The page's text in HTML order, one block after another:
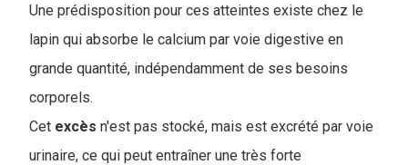
Une prédisposition pour ces atteintes existe chez le
lapin qui absorbe le calcium par voie digestive en
grande quantité, indépendamment de ses besoins
corporels.
Cet excès n'est pas stocké, mais est excrété par voie
urinaire, ce qui peut entraîner une très forte